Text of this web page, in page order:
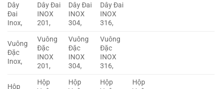
Dây
Đai
Inox,
Dây Đai
INOX
201,
Dây Đai
INOX
304,
Dây Đai
INOX
316,
Vuông
Đặc
Inox,
Vuông
Đặc
INOX
201,
Vuông
Đặc
INOX
304,
Vuông
Đặc
INOX
316,
Hộp
Hộp
Hộp
Hộp
Hộp